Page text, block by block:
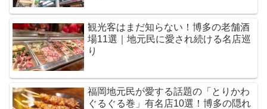
観光客はまだ知らない！博多の老舗酒
場11選｜地元民に愛され続ける名店巡
り
福岡地元民が愛する話題の「とりかわ
ぐるぐる巻」有名店10選！博多の隠れ